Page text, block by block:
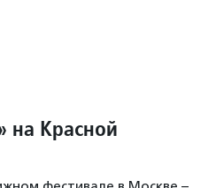
на Красной